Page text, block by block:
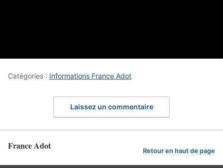
Catégories : Informations France Adot
Laissez un commentaire
France Adot Retour en haut de page